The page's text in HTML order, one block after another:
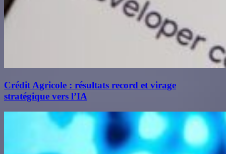
Crédit Agricole : résultats record et virage
stratégique vers l’IA